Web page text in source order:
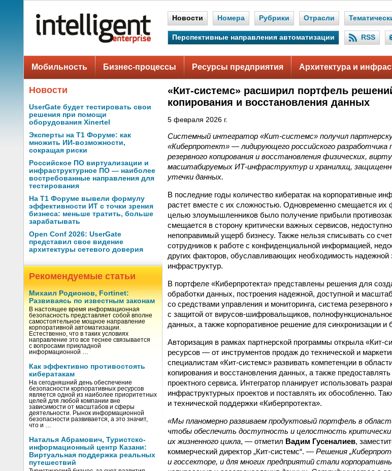
Новости Номера Рубрики Отрасли
Перспективные направления автоматизации RSS
Мобильность Бизнес-процессы Ресурсы предприятия Архитектура и
Новости
UserGate будет тестировать свои
решения при помощи
оборудования Xinertel
Эксперты на Т1 Форуме: как
множить ИИ-возможности,
сокращая риски
Российское ПО виртуализации и
инфраструктурное ПО — наиболее
востребованные направления для
тестирования
На Т1 Форуме вывели формулу
эффективности ИТ с точки зрения
бизнеса: меньше тратить, больше
зарабатывать
Open Conf 2026: UserGate
представил свое видение
архитектуры сетевого доверия
Рекомендуемые статьи
Михаил Родионов, Fortinet:
Развиваясь по известным законам
В настоящее время информационная
безопасность представляет собой вполне
самостоятельное мощное направление
корпоративной автоматизации.
Естественно, что в таких условиях
направление это все теснее связывается
с вопросами прикладной
информационной …
Как эффективно противостоять
кибератакам
На сегодняшний день обеспечение
безопасности корпоративных ресурсов
является одной из наиболее приоритетных
целей для любой компании вне
зависимости от масштабов и сферы
деятельности. Рынок информационной
безопасности развивается, а это значит,
что и …
Наталья Абрамович, Туристско-
информационный центр Казани:
Виртуальная поддержка реальных
путешествий
«Кит-системс» расширил портфель
копирования и восстановления данных
5 февраля 2026 г.
Системный интегратор «Кит-системс» получил
«Киберпротект» — лидирующего российского разработчика
резервного копирования и восстановления физических,
масштабируемых ИТ-инфраструктур и хранилищ,
утечки данных.
В последние годы количество кибератак на корпоративные
растет вместе с их сложностью. Одновременно смещается их
целью злоумышленников было получение прибыли
смещается в сторону критически важных сервисов,
непоправимый ущерб бизнесу. Также нельзя списывать со
сотрудников к работе с конфиденциальной информацией,
других факторов, обуславливающих необходимость
инфраструктур.
В портфеле «Киберпротекта» представлены решения для
обработки данных, построения надежной, доступной и
со средствами управления и мониторинга, система
с защитой от вирусов-шифровальщиков,
данных, а также корпоративное решение для синхронизации и
Авторизация в рамках партнерской программы открыла «Кит-
ресурсов — от инструментов продаж до технической и
специалистам «Кит-системс» развивать компетенции в
копирования и восстановления данных, а также
проектного сервиса. Интегратор планирует использовать
инфраструктурных проектов и поставлять их обособленно.
и технической поддержки «Киберпротекта».
«Мы планомерно развиваем продуктовый портфель в
чтобы обеспечить доступность и целостность
их жизненного цикла, — отметил Вадим Гусеналиев,
коммерческий директор „Кит-системс“. — Решения
и госсекторе, и для многих предприятий стали